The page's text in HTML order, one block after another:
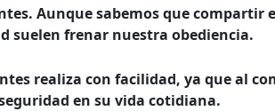
Aunque sabemos que compartir
suelen frenar nuestra obediencia.
realiza con facilidad, ya que al
en su vida cotidiana.